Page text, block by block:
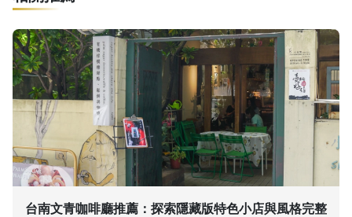
台南文青咖啡廳推薦：探索隱藏版特色小店與風格完整